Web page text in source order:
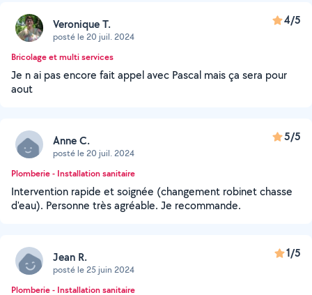
Veronique T.
posté le 20 juil. 2024
4/5
Bricolage et multi services
Je n ai pas encore fait appel avec Pascal mais ça sera pour
aout
Anne C.
posté le 20 juil. 2024
5/5
Plomberie - Installation sanitaire
Intervention rapide et soignée (changement robinet chasse
d'eau). Personne très agréable. Je recommande.
Jean R.
posté le 25 juin 2024
1/5
Plomberie - Installation sanitaire